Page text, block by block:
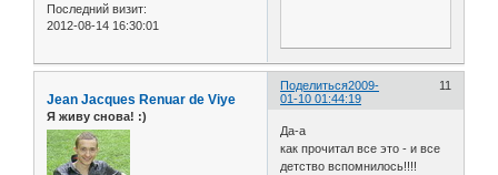
Последний визит:
2012-08-14 16:30:01
Поделиться 11
2009-
01-10 01:44:19
Jean Jacques Renuar de Viye
Я живу снова! :)
Да-а
как прочитал все это - и все
детство вспомнилось!!!!